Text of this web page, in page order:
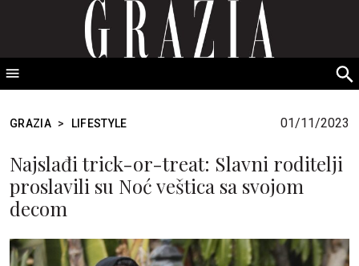
GRAZIA Srbija
GRAZIA > LIFESTYLE 01/11/2023
Najslađi trick-or-treat: Slavni roditelji
proslavili su Noć veštica sa svojom
decom